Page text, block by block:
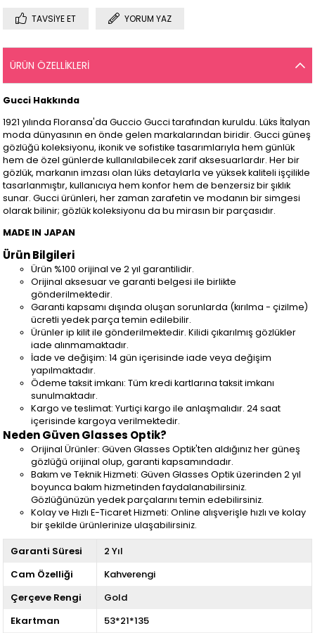
TAVSIYE ET YORUM YAZ
ÜRÜN ÖZELLIKLERI
Gucci Hakkında
1921 yılında Floransa'da Guccio Gucci tarafından kuruldu. Lüks İtalyan
moda dünyasının en önde gelen markalarından biridir. Gucci güneş
gözlüğü koleksiyonu, ikonik ve sofistike tasarımlarıyla hem günlük
hem de özel günlerde kullanılabilecek zarif aksesuarlardır. Her bir
gözlük, markanın imzası olan lüks detaylarla ve yüksek kaliteli işçilikle
tasarlanmıştır, kullanıcıya hem konfor hem de benzersiz bir şıklık
sunar. Gucci ürünleri, her zaman zarafetin ve modanın bir simgesi
olarak bilinir; gözlük koleksiyonu da bu mirasın bir parçasıdır.
MADE IN JAPAN
Ürün Bilgileri
Ürün %100 orijinal ve 2 yıl garantilidir.
Orijinal aksesuar ve garanti belgesi ile birlikte
gönderilmektedir.
Garanti kapsamı dışında oluşan sorunlarda (kırılma - çizilme)
ücretli yedek parça temin edilebilir.
Ürünler ip kilit ile gönderilmektedir. Kilidi çıkarılmış gözlükler
iade alınmamaktadır.
İade ve değişim: 14 gün içerisinde iade veya değişim
yapılmaktadır.
Ödeme taksit imkanı: Tüm kredi kartlarına taksit imkanı
sunulmaktadır.
Kargo ve teslimat: Yurtiçi kargo ile anlaşmalıdır. 24 saat
içerisinde kargoya verilmektedir.
Neden Güven Glasses Optik?
Orijinal Ürünler: Güven Glasses Optik'ten aldığınız her güneş
gözlüğü orijinal olup, garanti kapsamındadır.
Bakım ve Teknik Hizmeti: Güven Glasses Optik üzerinden 2 yıl
boyunca bakım hizmetinden faydalanabilirsiniz.
Gözlüğünüzün yedek parçalarını temin edebilirsiniz.
Kolay ve Hızlı E-Ticaret Hizmeti: Online alışverişle hızlı ve kolay
bir şekilde ürünlerinize ulaşabilirsiniz.
Garanti Süresi
2 Yıl
Cam Özelliği
Kahverengi
Çerçeve Rengi
Gold
Ekartman
53*21*135